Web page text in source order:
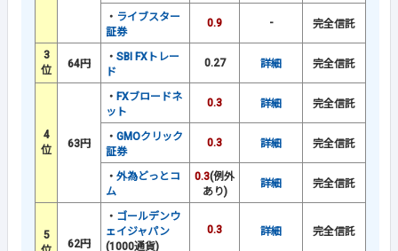
・ ライブスター
証券
0.9 - 完全信託
3
位
64円
・ SBI FXトレー
ド
0.27 詳細 完全信託
4
位
63円
・ FXブロードネ
ット
0.3 詳細 完全信託
・ GMOクリック
証券
0.3 詳細 完全信託
・ 外為どっとコ
ム
0.3(例外
あり)
詳細 完全信託
5
62円
・ ゴールデンウ
ェイジャパン
(1000通貨)
0.3 詳細 完全信託